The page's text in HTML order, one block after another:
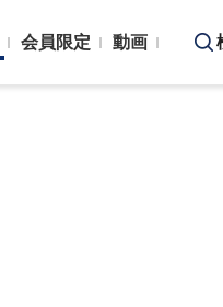
会員限定 動画